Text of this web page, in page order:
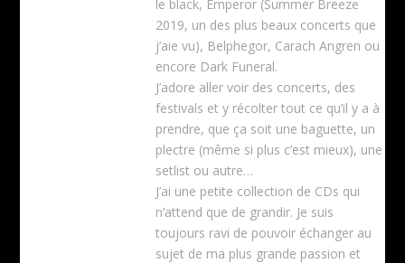
le black, Emperor (Summer Breeze
2019, un des plus beaux concerts que
j’aie vu), Belphegor, Carach Angren ou
encore Dark Funeral.
J’adore aller voir des concerts, des
festivals et y récolter tout ce qu’il y a à
prendre, que ça soit une baguette, un
plectre (même si plus c’est mieux), une
setlist ou autre…
J’ai une petite collection de CDs qui
n’attend que de grandir. Je suis
toujours ravi de pouvoir échanger au
sujet de ma plus grande passion et